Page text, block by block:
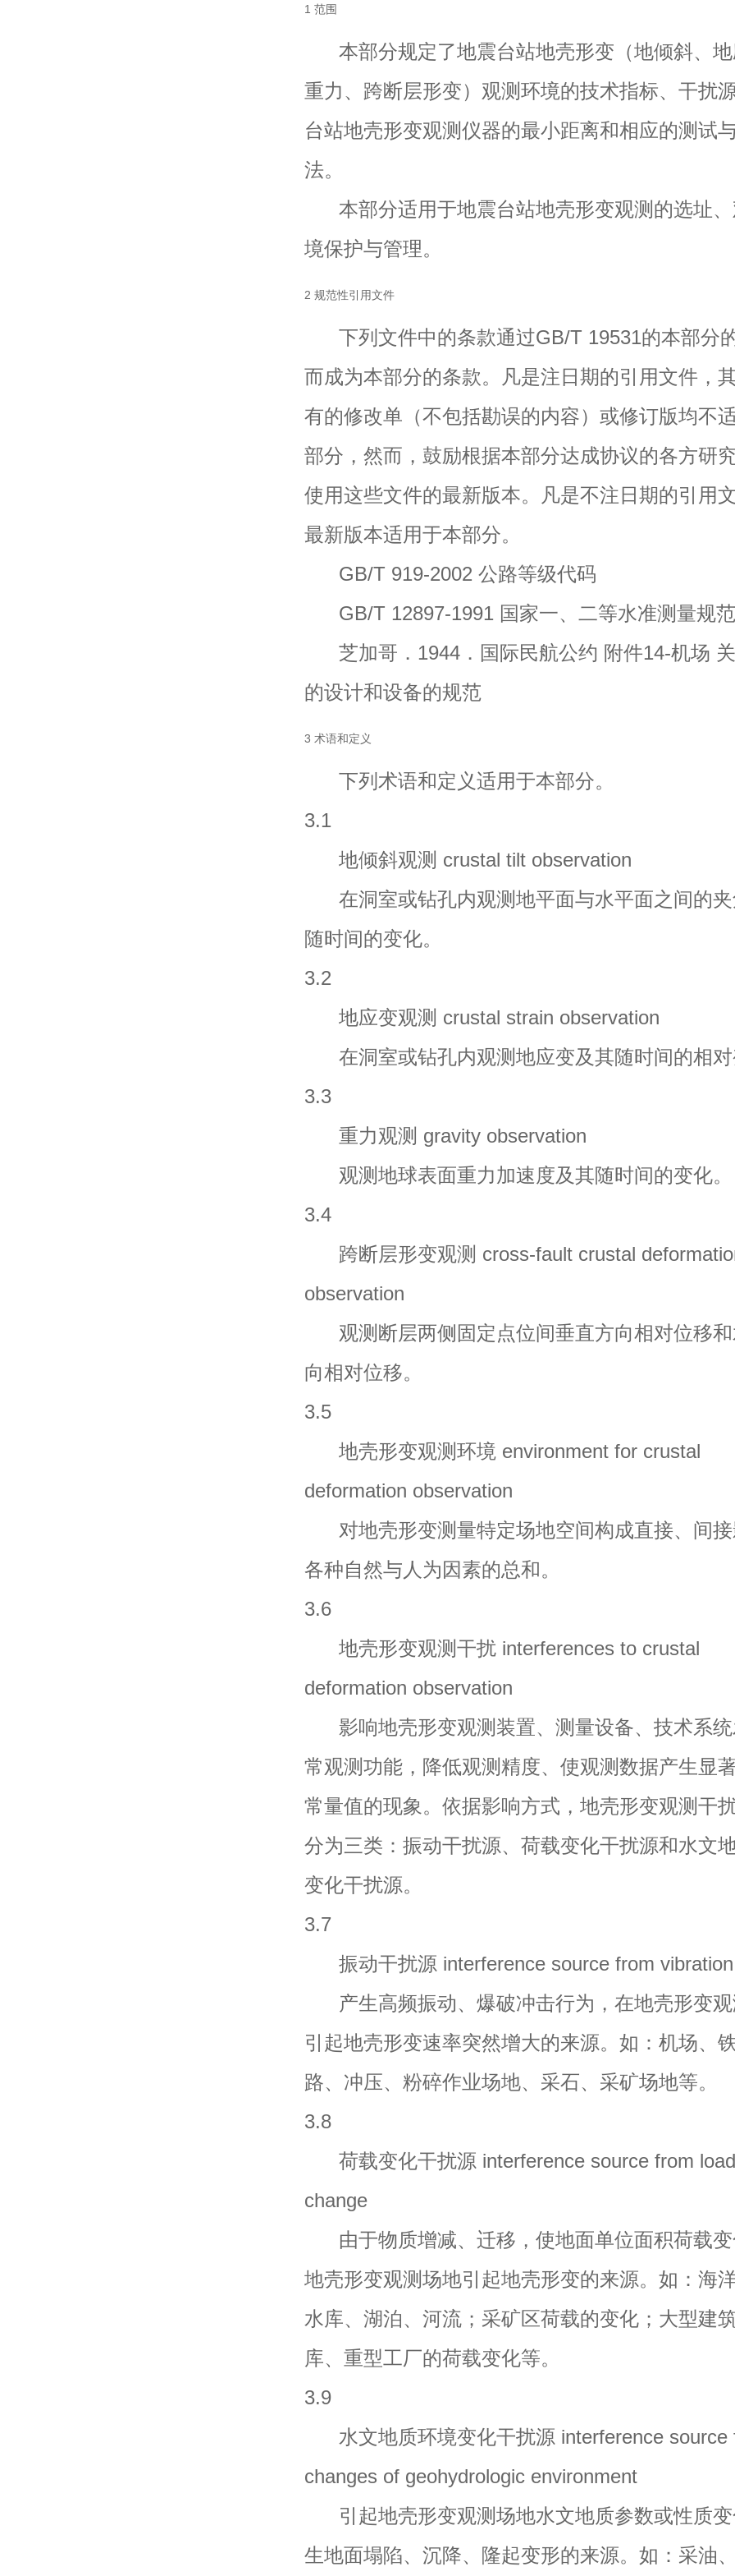
1 范围
本部分规定了地震台站地壳形变（地倾斜、地
重力、跨断层形变）观测环境的技术指标、干扰
台站地壳形变观测仪器的最小距离和相应的测试
法。
本部分适用于地震台站地壳形变观测的选址、
境保护与管理。
2 规范性引用文件
下列文件中的条款通过GB/T 19531的本部分
而成为本部分的条款。凡是注日期的引用文件，
有的修改单（不包括勘误的内容）或修订版均不
部分，然而，鼓励根据本部分达成协议的各方研
使用这些文件的最新版本。凡是不注日期的引用
最新版本适用于本部分。
GB/T 919-2002 公路等级代码
GB/T 12897-1991 国家一、二等水准测量规范
芝加哥．1944．国际民航公约 附件14-机场
的设计和设备的规范
3 术语和定义
下列术语和定义适用于本部分。
3.1
地倾斜观测 crustal tilt observation
在洞室或钻孔内观测地平面与水平面之间的夹
随时间的变化。
3.2
地应变观测 crustal strain observation
在洞室或钻孔内观测地应变及其随时间的相对
3.3
重力观测 gravity observation
观测地球表面重力加速度及其随时间的变化。
3.4
跨断层形变观测 cross-fault crustal
observation
观测断层两侧固定点位间垂直方向相对位移和
向相对位移。
3.5
地壳形变观测环境 environment for crustal
deformation observation
对地壳形变测量特定场地空间构成直接、间接
各种自然与人为因素的总和。
3.6
地壳形变观测干扰 interferences to crustal
deformation observation
影响地壳形变观测装置、测量设备、技术系统
常观测功能，降低观测精度、使观测数据产生显
常量值的现象。依据影响方式，地壳形变观测干
分为三类：振动干扰源、荷载变化干扰源和水文
变化干扰源。
3.7
振动干扰源 interference source from vibration
产生高频振动、爆破冲击行为，在地壳形变观
引起地壳形变速率突然增大的来源。如：机场、
路、冲压、粉碎作业场地、采石、采矿场地等。
3.8
荷载变化干扰源 interference source from load
change
由于物质增减、迁移，使地面单位面积荷载变
地壳形变观测场地引起地壳形变的来源。如：海洋
水库、湖泊、河流；采矿区荷载的变化；大型建
库、重型工厂的荷载变化等。
3.9
水文地质环境变化干扰源 interference source
changes of geohydrologic environment
引起地壳形变观测场地水文地质参数或性质变
生地面塌陷、沉降、隆起变形的来源。如：采油、